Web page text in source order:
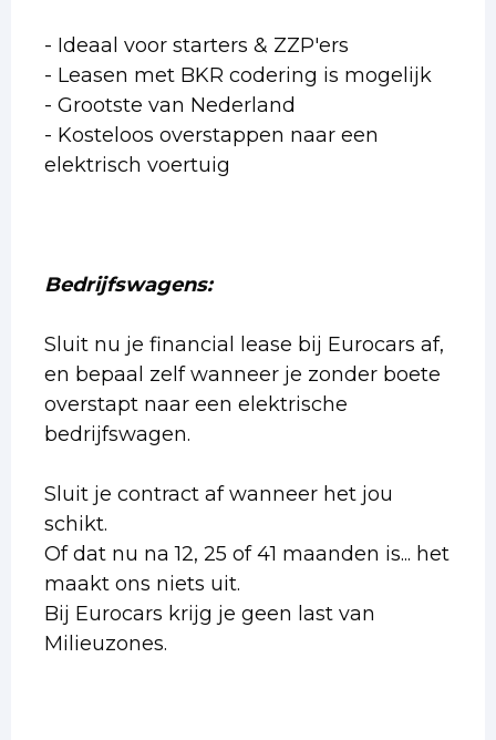
- Ideaal voor starters & ZZP'ers
- Leasen met BKR codering is mogelijk
- Grootste van Nederland
- Kosteloos overstappen naar een
elektrisch voertuig
Bedrijfswagens:
Sluit nu je financial lease bij Eurocars af,
en bepaal zelf wanneer je zonder boete
overstapt naar een elektrische
bedrijfswagen.
Sluit je contract af wanneer het jou
schikt.
Of dat nu na 12, 25 of 41 maanden is... het
maakt ons niets uit.
Bij Eurocars krijg je geen last van
Milieuzones.